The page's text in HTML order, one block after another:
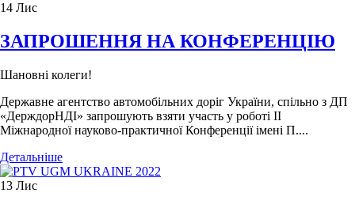
14 Лис
ЗАПРОШЕННЯ НА КОНФЕРЕНЦІЮ
Шановні колеги!
Державне агентство автомобільних доріг України, спільно з ДП
«ДерждорНДІ» запрошують взяти участь у роботі ІІ
Міжнародної науково-практичної Конференції імені П....
Детальніше
13 Лис